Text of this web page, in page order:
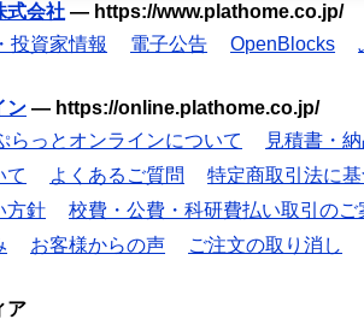
式会社 — https://www.plathome.co.jp/
投資家情報 電子公告 OpenBlocks
ン — https://online.plathome.co.jp/
らっとオンラインについて
見積書・
て
よくあるご質問
特定商取引法に
方針
校費・公費・科研費払い取引のご
お客様からの声 ご注文の取り消し
ア